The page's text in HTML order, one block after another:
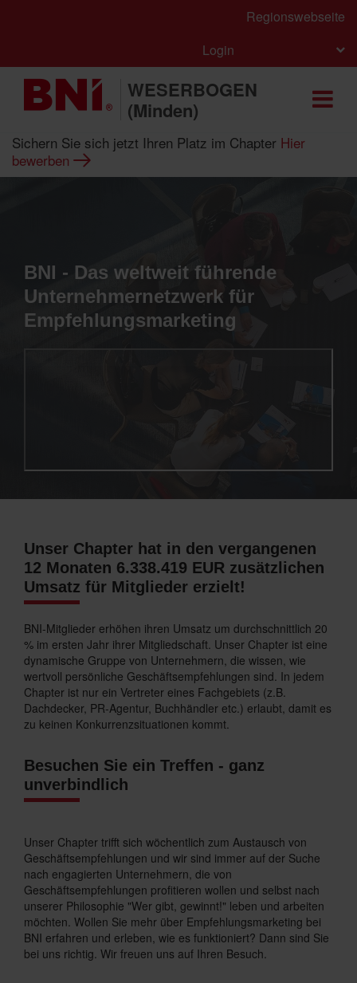
Regionswebseite
Login
WESERBOGEN
(Minden)
Sichern Sie sich jetzt Ihren Platz im Chapter Hier
bewerben
BNI - Das weltweit führende
Unternehmernetzwerk für
Empfehlungsmarketing
Unser Chapter hat in den vergangenen
12 Monaten 6.338.419 EUR zusätzlichen
Umsatz für Mitglieder erzielt!
BNI-Mitglieder erhöhen ihren Umsatz um durchschnittlich 20
% im ersten Jahr ihrer Mitgliedschaft. Unser Chapter ist eine
dynamische Gruppe von Unternehmern, die wissen, wie
wertvoll persönliche Geschäftsempfehlungen sind. In jedem
Chapter ist nur ein Vertreter eines Fachgebiets (z.B.
Dachdecker, PR-Agentur, Buchhändler etc.) erlaubt, damit es
zu keinen Konkurrenzsituationen kommt.
Besuchen Sie ein Treffen - ganz
unverbindlich
Unser Chapter trifft sich wöchentlich zum Austausch von
Geschäftsempfehlungen und wir sind immer auf der Suche
nach engagierten Unternehmern, die von
Geschäftsempfehlungen profitieren wollen und selbst nach
unserer Philosophie "Wer gibt, gewinnt!" leben und arbeiten
möchten. Wollen Sie mehr über Empfehlungsmarketing bei
BNI erfahren und erleben, wie es funktioniert? Dann sind Sie
bei uns richtig. Wir freuen uns auf Ihren Besuch.